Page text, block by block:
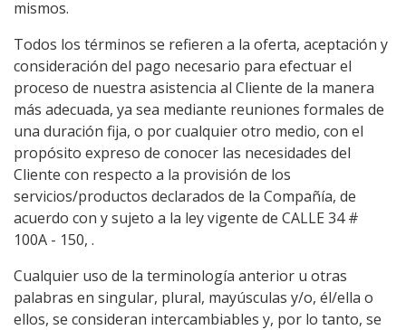
mismos.
Todos los términos se refieren a la oferta, aceptación y
consideración del pago necesario para efectuar el
proceso de nuestra asistencia al Cliente de la manera
más adecuada, ya sea mediante reuniones formales de
una duración fija, o por cualquier otro medio, con el
propósito expreso de conocer las necesidades del
Cliente con respecto a la provisión de los
servicios/productos declarados de la Compañía, de
acuerdo con y sujeto a la ley vigente de CALLE 34 #
100A - 150, .
Cualquier uso de la terminología anterior u otras
palabras en singular, plural, mayúsculas y/o, él/ella o
ellos, se consideran intercambiables y, por lo tanto, se